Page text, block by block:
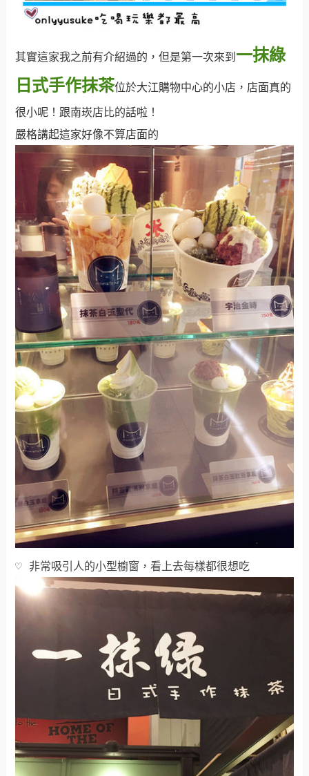
其實這家我之前有介紹過的，但是第一次來到 一抹綠
日式手作抹茶位於大江購物中心的小店，店面真的
很小呢！跟南崁店比的話啦！
嚴格講起這家好像不算店面的
♡ 非常吸引人的小型櫥窗，看上去每樣都很想吃